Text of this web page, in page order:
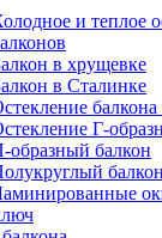
и теплое
в хрущевке
в Сталинке
Г-
образный балкон
балкон